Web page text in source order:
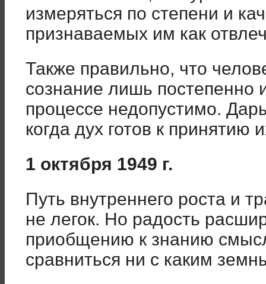
измеряться по степени и
признаваемых им как
Также правильно, что
сознание лишь постепенно
процессе недопустимо.
когда дух готов к принятию
1 октября 1949 г.
Путь внутреннего роста и
не легок. Но радость
приобщению к знанию
сравниться ни с каким